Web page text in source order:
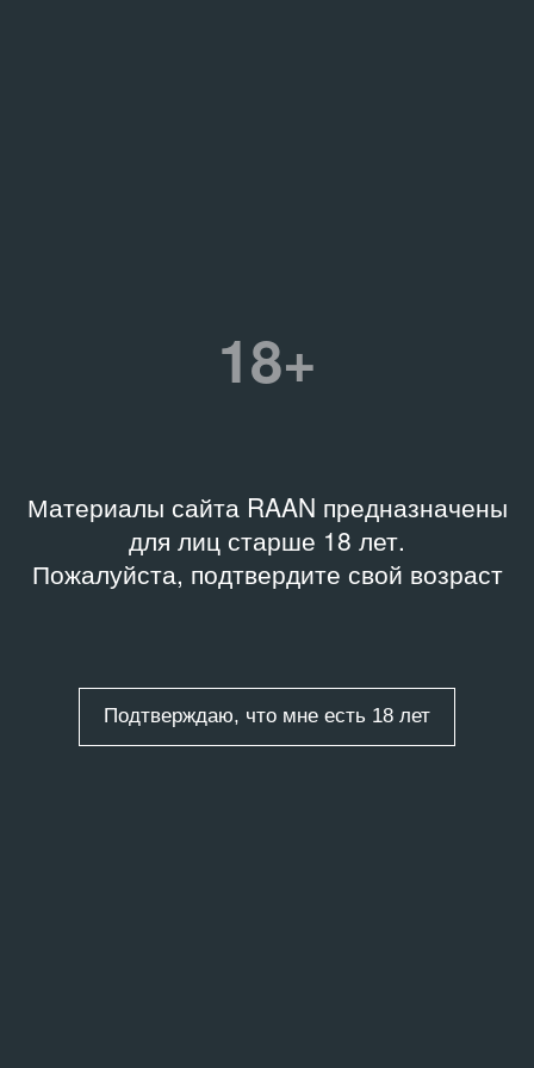
18+
Материалы сайта RAAN предназначены
для лиц старше 18 лет.
Пожалуйста, подтвердите свой возраст
Подтверждаю, что мне есть 18 лет